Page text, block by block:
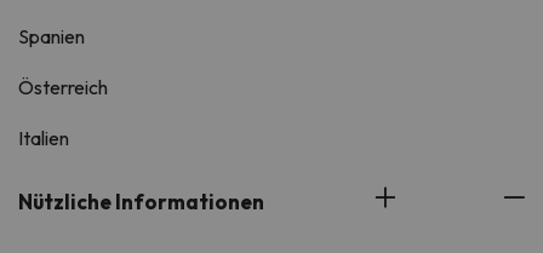
Spanien
Österreich
Italien
Nützliche Informationen